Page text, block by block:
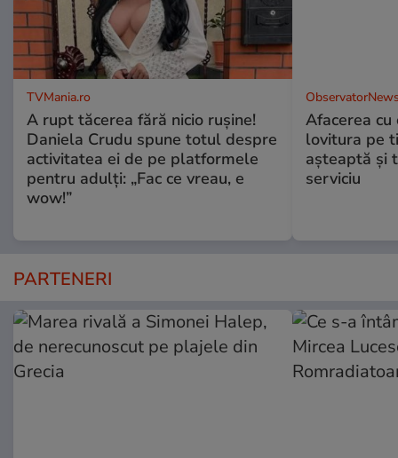
TVMania.ro
A rupt tăcerea fără nicio rușine!
Daniela Crudu spune totul despre
activitatea ei de pe platformele
pentru adulți: „Fac ce vreau, e
wow!”
Afacerea
lovitura pe
aşteaptă şi
serviciu
PARTENERI